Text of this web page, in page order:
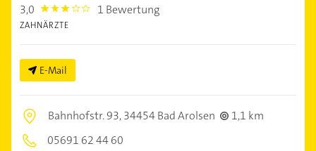
3,0 3.0 1 Bewertung
ZAHNÄRZTE
E-Mail
Bahnhofstr. 93,34454 Bad Arolsen
1,1 km
05691 62 44 60